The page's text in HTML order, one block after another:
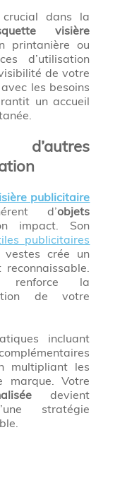
dans la
visière
printanière ou
d’utilisation
de votre
les besoins
un accueil
d’autres
publicitaire
d’objets
impact. Son
publicitaires
crée un
renforce la
de votre
incluant
multipliant les
marque. Votre
devient
stratégie